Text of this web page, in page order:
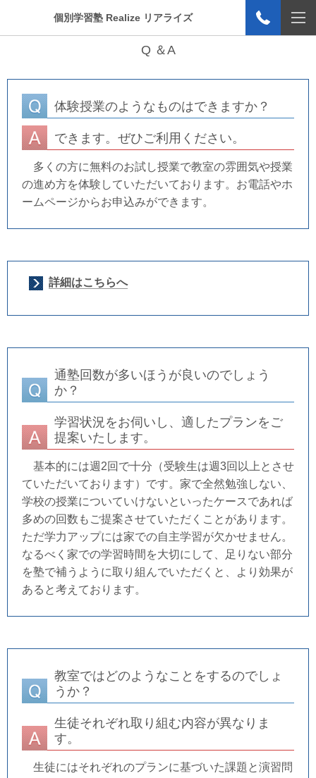
個別学習塾 Realize リアライズ
Q ＆A
体験授業のようなものはできますか？
できます。ぜひご利用ください。
多くの方に無料のお試し授業で教室の雰囲気や授業
の進め方を体験していただいております。お電話やホ
ームページからお申込みができます。
詳細はこちらへ
通塾回数が多いほうが良いのでしょう
か？
学習状況をお伺いし、適したプランをご
提案いたします。
基本的には週2回で十分（受験生は週3回以上とさせ
ていただいております）です。家で全然勉強しない、
学校の授業についていけないといったケースであれば
多めの回数もご提案させていただくことがあります。
ただ学力アップには家での自主学習が欠かせません。
なるべく家での学習時間を大切にして、足りない部分
を塾で補うように取り組んでいただくと、より効果が
あると考えております。
教室ではどのようなことをするのでしょ
うか？
生徒それぞれ取り組む内容が異なりま
す。
生徒にはそれぞれのプランに基づいた課題と演習問